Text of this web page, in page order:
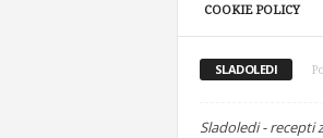
č
COOKIE POLICY
SLADOLEDI
Sladoledi - recepti